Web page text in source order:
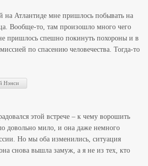
на Атлантиде мне пришлось побывать на
Вообще-то, там произошло много чего
пришлось спешно покинуть похороны и в
по спасению человечества. Тогда-то
этой встрече – к чему ворошить
довольно мило, и она даже немного
Но мы оба изменились, ситуация
снова вышла замуж, а я не из тех, кто